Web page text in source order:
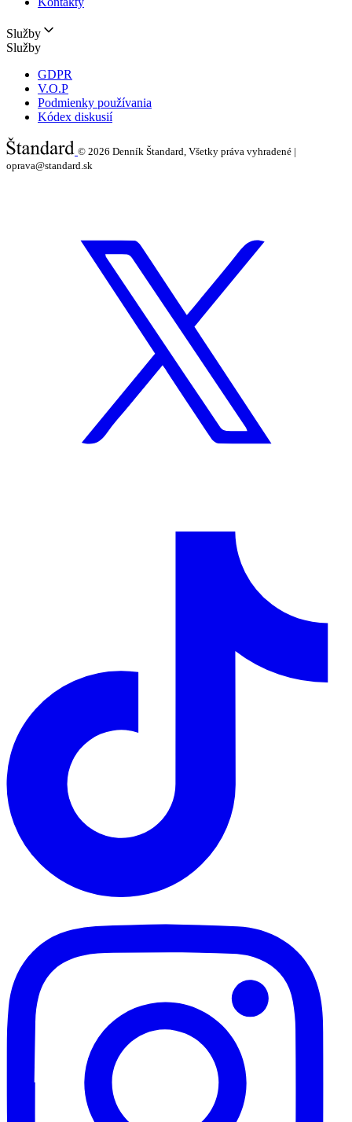
Služby
Služby
GDPR
V.O.P
Podmienky používania
Kódex diskusií
© 2026 Denník Štandard, Všetky práva vyhradené |
oprava@standard.sk